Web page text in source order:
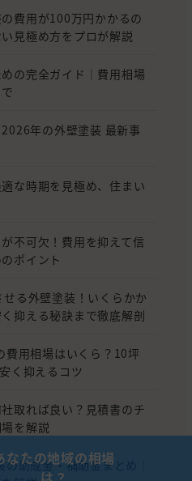
費用が100万円かかるの
見極め方をプロが解説
の完全ガイド｜費用相場
年の外壁塗装 最新事
な時期を見極め、住まい
不可欠！費用を抑えて信
ポイント
る外壁塗装！いくらかか
抑える秘訣まで徹底解剖
費用相場はいくら？10坪
く抑えるコツ
取れば良い？見積書のチ
を解説
の助成金・補助金まとめ｜
なたの地域の相場
は？